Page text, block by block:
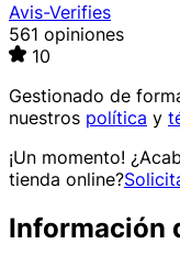
Avis-Verifies
561 opiniones
10
Gestionado de
nuestros política y
¡Un momento!
tienda online?
Información